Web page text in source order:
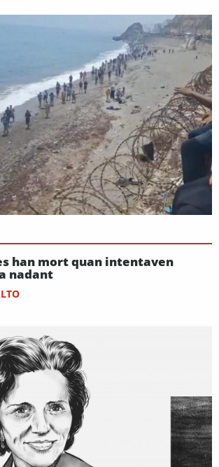
han mort quan intentaven
nadant